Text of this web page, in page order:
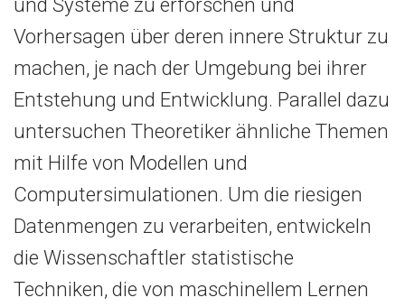
Vorhersagen über deren innere Struktur zu
machen, je nach der Umgebung bei ihrer
Entstehung und Entwicklung. Parallel dazu
untersuchen Theoretiker ähnliche Themen
mit Hilfe von Modellen und
Computersimulationen. Um die riesigen
Datenmengen zu verarbeiten, entwickeln
die Wissenschaftler statistische
Techniken, die von maschinellem Lernen